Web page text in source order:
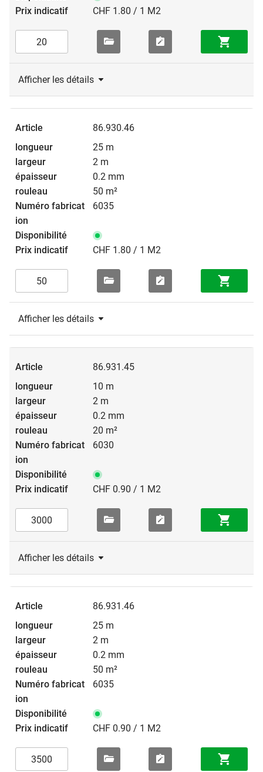
CHF 1.80 / 1 M2
Afficher les détails
86.930.46
25 m
2 m
0.2 mm
50 m²
6035
CHF 1.80 / 1 M2
Afficher les détails
86.931.45
10 m
2 m
0.2 mm
20 m²
6030
CHF 0.90 / 1 M2
Afficher les détails
86.931.46
25 m
2 m
0.2 mm
50 m²
6035
CHF 0.90 / 1 M2